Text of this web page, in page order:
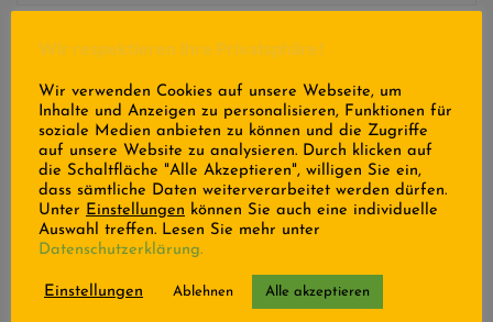
Neueste Beiträge
Keine Neuigkeiten mehr verpassen?
12.05 – Muttertag
Wir respektieren Ihre Privatsphäre!
Wir verwenden Cookies auf unsere Webseite, um
Inhalte und Anzeigen zu personalisieren, Funktionen für
soziale Medien anbieten zu können und die Zugriffe
auf unsere Website zu analysieren. Durch klicken auf
die Schaltfläche "Alle Akzeptieren", willigen Sie ein,
dass sämtliche Daten weiterverarbeitet werden dürfen.
Unter Einstellungen können Sie auch eine individuelle
Auswahl treffen. Lesen Sie mehr unter
Datenschutzerklärung.
Einstellungen Ablehnen Alle akzeptieren